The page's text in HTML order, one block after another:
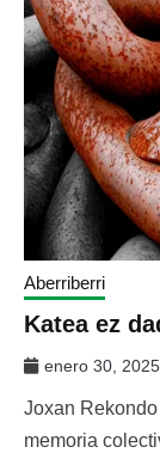
Aberriberri
Katea ez
enero 30, 2025
Joxan
memoria